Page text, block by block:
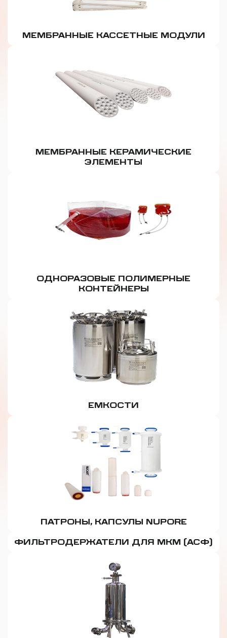
МЕМБРАННЫЕ КАССЕТНЫЕ МОДУЛИ
МЕМБРАННЫЕ КЕРАМИЧЕСКИЕ
ЭЛЕМЕНТЫ
ОДНОРАЗОВЫЕ ПОЛИМЕРНЫЕ
КОНТЕЙНЕРЫ
ЕМКОСТИ
ПАТРОНЫ, КАПСУЛЫ NUPORE
ФИЛЬТРОДЕРЖАТЕЛИ ДЛЯ МКМ (АСФ)